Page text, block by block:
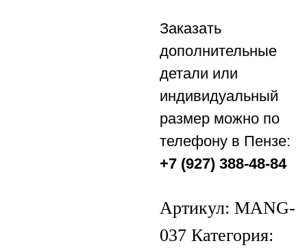
Заказать
дополнительные
детали или
индивидуальный
размер можно по
телефону в Пензе:
+7 (927) 388-48-84
Артикул: MANG-
037 Категория: